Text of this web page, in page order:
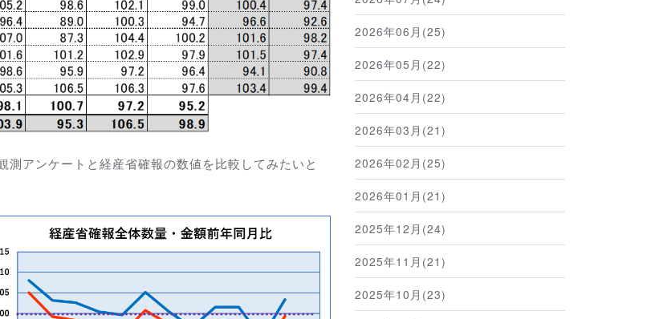
アンケートと経産省確報の数値を比較してみたいと
2026年06月(25)
2026年05月(22)
2026年04月(22)
2026年03月(21)
2026年02月(25)
2026年01月(21)
2025年12月(24)
2025年11月(21)
2025年10月(23)